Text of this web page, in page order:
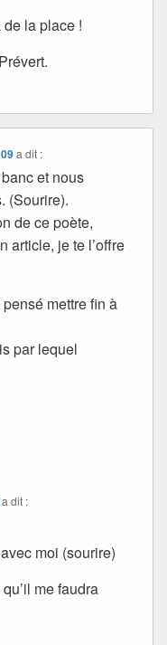
la place !
a dit :
et nous
(Sourire).
de ce poète,
article, je te l’offre
mettre fin à
par lequel
a dit :
moi (sourire)
qu’il me faudra